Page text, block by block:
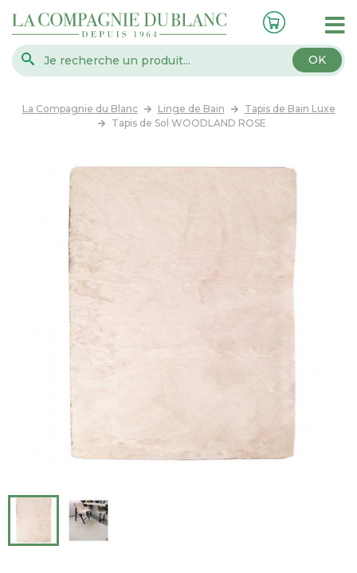
OK
La Compagnie du Blanc Linge de Bain
Tapis de Bain Luxe
Tapis de Sol WOODLAND ROSE